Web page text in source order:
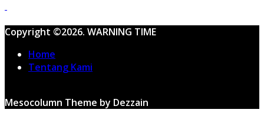
Copyright ©2026. WARNING TIME
Home
Tentang Kami
Mesocolumn Theme by Dezzain